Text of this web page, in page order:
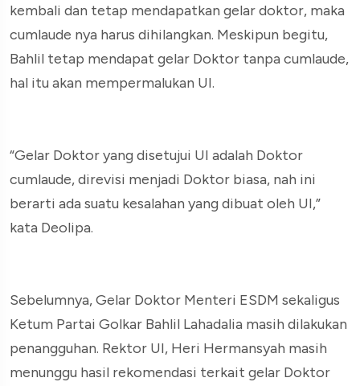
kembali dan tetap mendapatkan gelar doktor, maka
cumlaude nya harus dihilangkan. Meskipun begitu,
Bahlil tetap mendapat gelar Doktor tanpa cumlaude,
hal itu akan mempermalukan UI.
“Gelar Doktor yang disetujui UI adalah Doktor
cumlaude, direvisi menjadi Doktor biasa, nah ini
berarti ada suatu kesalahan yang dibuat oleh UI,”
kata Deolipa.
Sebelumnya, Gelar Doktor Menteri ESDM sekaligus
Ketum Partai Golkar Bahlil Lahadalia masih dilakukan
penangguhan. Rektor UI, Heri Hermansyah masih
menunggu hasil rekomendasi terkait gelar Doktor